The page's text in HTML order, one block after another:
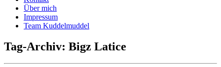
Über mich
Impressum
Team Kuddelmuddel
Tag-Archiv: Bigz Latice